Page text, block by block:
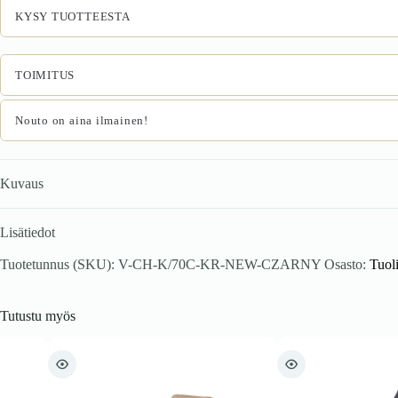
KYSY TUOTTEESTA
TOIMITUS
Nouto on aina ilmainen!
Kuvaus
Lisätiedot
Tuotetunnus (SKU): V-CH-K/70C-KR-NEW-CZARNY Osasto:
Tutustu myös